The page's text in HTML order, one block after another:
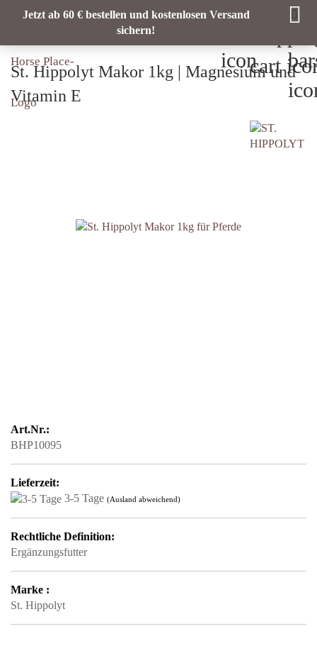
Jetzt ab 60 € bestellen und kostenlosen Versand
sichern!
St. Hippolyt Makor 1kg | Magnesium und
Vitamin E
Art.Nr.:
BHP10095
Lieferzeit:
3-5 Tage (Ausland abweichend)
Rechtliche Definition:
Ergänzungsfutter
Marke :
St. Hippolyt